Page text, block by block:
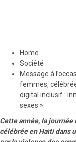
Home
Société
Message à
femmes,
digital inclusif :
sexes »
Cette année, la
célébrée en Haïti dans